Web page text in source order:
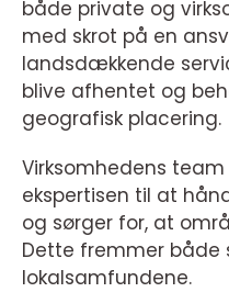
både private og
med skrot på en
landsdækkende
blive afhentet og
geografisk placering.
Virksomhedens
ekspertisen til at
og sørger for, at
Dette fremmer både
lokalsamfundene.